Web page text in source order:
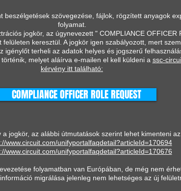
beszélgetések szövegezése, fájlok, rögzített anyagok
folyamat.
jogkör, az úgynevezett " COMPLIANCE OFFICER
keresztül. A jogkör igen szabályozott, mert
igénylőt terheli az adatok helyes és jogszerű
melyet aláírva e-mailen el kell küldeni a ssc-
kérvény itt található:
COMPLIANCE OFFICER ROLE REQUEST
jogkör, az alábbi útmutatások szerint lehet kimenteni
www.circuit.com/unifyportalfaqdetail?articleId=170694
www.circuit.com/unifyportalfaqdetail?articleId=170676
folyamatban van Európában, de még nem
migrálása jelenleg nem lehetséges az új